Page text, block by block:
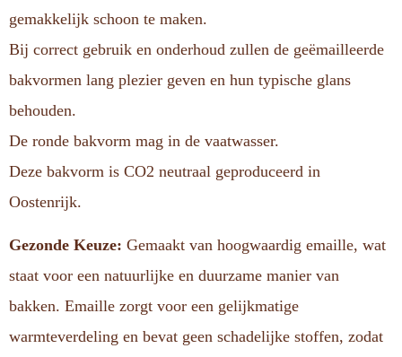
gemakkelijk schoon te maken.
Bij correct gebruik en onderhoud zullen de geëmailleerde
bakvormen lang plezier geven en hun typische glans
behouden.
De ronde bakvorm mag in de vaatwasser.
Deze bakvorm is CO2 neutraal geproduceerd in
Oostenrijk.
Gezonde Keuze: Gemaakt van hoogwaardig emaille, wat
staat voor een natuurlijke en duurzame manier van
bakken. Emaille zorgt voor een gelijkmatige
warmteverdeling en bevat geen schadelijke stoffen, zodat